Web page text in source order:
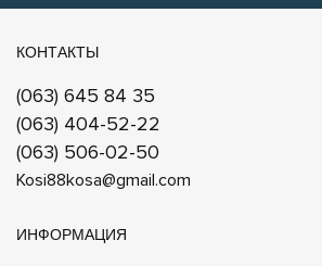
КОНТАКТЫ
(063) 645 84 35
(063) 404-52-22
(063) 506-02-50
Kosi88kosa@gmail.com
ИНФОРМАЦИЯ